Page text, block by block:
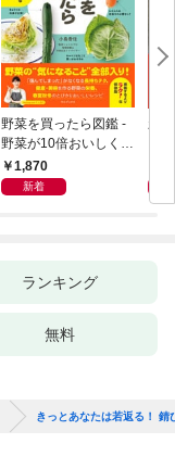
野菜を買ったら図鑑 -
野菜が10倍おいしくな
る保存法と64のレシピ
-
1,870
新着
新
ランキング
無料
きっとあなたは若返る！ 錆